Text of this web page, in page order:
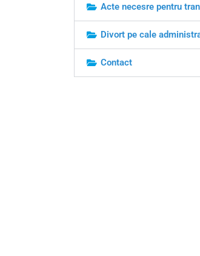
Acte necesre pentru
Divort pe cale
Contact